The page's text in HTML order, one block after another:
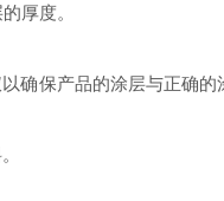
厚度。
确保产品的涂层与正确的